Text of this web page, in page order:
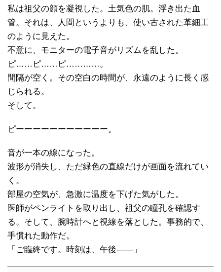
私は祖父の顔を凝視した。土気色の肌。浮き出た血
管。それは、人間というよりも、使い古された革細工
のように見えた。
不意に、モニターの電子音がリズムを乱した。
ピ……ピ……ピ…………。
間隔が空く。その空白の時間が、永遠のように長く感
じられる。
そして。
ピーーーーーーーーーーー。
音が一本の線になった。
波形が消失し、ただ緑色の直線だけが画面を流れてい
く。
部屋の空気が、急激に温度を下げた気がした。
医師がペンライトを取り出し、祖父の瞳孔を確認す
る。そして、腕時計へと視線を落とした。事務的で、
手慣れた動作だ。
「ご臨終です。時刻は、午後——」